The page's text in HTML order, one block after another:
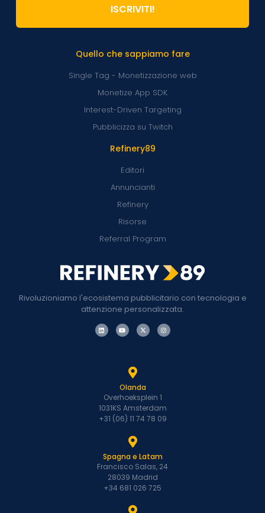
Rivoluzioniamo l'ecosistema pubblicitario con tecnologia e
attenzione personalizzata.
Refinery89
Editori
Annuncianti
Refinery
Risorse
Referral Program
Quello che sappiamo fare
Single Tag - Monetizzazione web
Monetize App SDK
Interest-Driven Targeting
Pubblicizza su Twitch
ISCRIVITI!
Olanda
Overhoeksplein 1
1031KS Amsterdam
+31 (06) 11 74 78 09
Spagna e Latam
Francisco Salas, 24
28039 Madrid
+34 681 026 725